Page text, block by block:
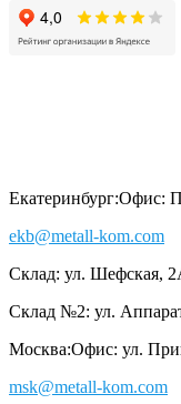
Екатеринбург:Офис:
ekb@metall-kom.com
Склад: ул. Шефская,
Склад №2: ул.
Москва:Офис: ул.
msk@metall-kom.com